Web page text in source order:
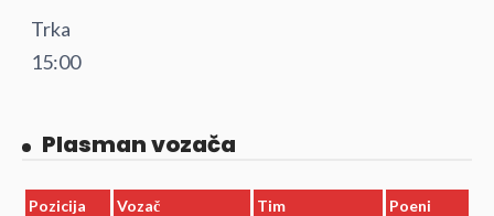
Trka
15:00
Plasman vozača
Pozicija Vozač Tim Poeni